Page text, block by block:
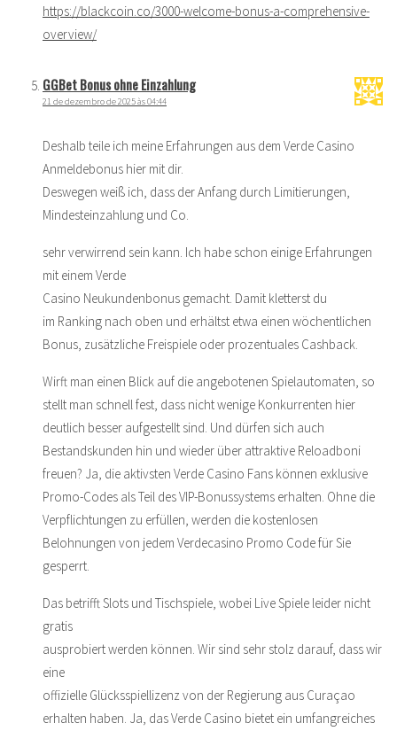
https://blackcoin.co/3000-welcome-bonus-a-comprehensive-
overview/
GGBet Bonus ohne Einzahlung
21 de dezembro de 2025 às 04:44
Deshalb teile ich meine Erfahrungen aus dem Verde Casino
Anmeldebonus hier mit dir.
Deswegen weiß ich, dass der Anfang durch Limitierungen,
Mindesteinzahlung und Co.
sehr verwirrend sein kann. Ich habe schon einige Erfahrungen
mit einem Verde
Casino Neukundenbonus gemacht. Damit kletterst du
im Ranking nach oben und erhältst etwa einen wöchentlichen
Bonus, zusätzliche Freispiele oder prozentuales Cashback.
Wirft man einen Blick auf die angebotenen Spielautomaten, so
stellt man schnell fest, dass nicht wenige Konkurrenten hier
deutlich besser aufgestellt sind. Und dürfen sich auch
Bestandskunden hin und wieder über attraktive Reloadboni
freuen? Ja, die aktivsten Verde Casino Fans können exklusive
Promo-Codes als Teil des VIP-Bonussystems erhalten. Ohne die
Verpflichtungen zu erfüllen, werden die kostenlosen
Belohnungen von jedem Verdecasino Promo Code für Sie
gesperrt.
Das betrifft Slots und Tischspiele, wobei Live Spiele leider nicht
gratis
ausprobiert werden können. Wir sind sehr stolz darauf, dass wir
eine
offizielle Glücksspiellizenz von der Regierung aus Curaçao
erhalten haben. Ja, das Verde Casino bietet ein umfangreiches